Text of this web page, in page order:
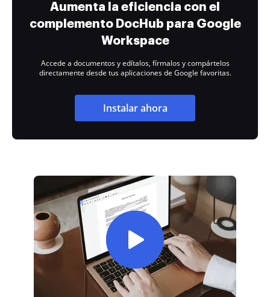
Aumenta la eficiencia con el
complemento DocHub para Google
Workspace
Accede a documentos y edítalos, fírmalos y compártelos
directamente desde tus aplicaciones de Google favoritas.
Instalar ahora